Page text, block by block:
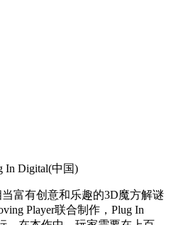
In Digital(中国)
富有创意和乐趣的3D魔方解谜
Player联合制作，Plug In